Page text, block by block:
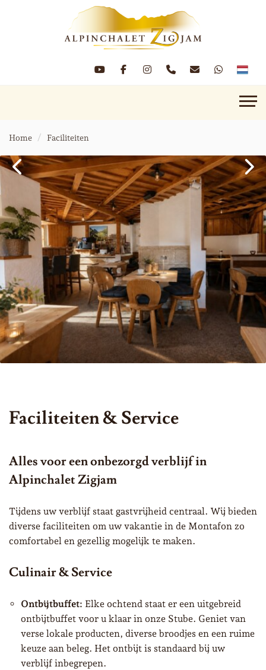
Home Faciliteiten
Faciliteiten & Service
Alles voor een onbezorgd verblijf in
Alpinchalet Zigjam
Tijdens uw verblijf staat gastvrijheid centraal. Wij bieden
diverse faciliteiten om uw vakantie in de Montafon zo
comfortabel en gezellig mogelijk te maken.
Culinair & Service
Ontbijtbuffet: Elke ochtend staat er een uitgebreid
ontbijtbuffet voor u klaar in onze Stube. Geniet van
verse lokale producten, diverse broodjes en een ruime
keuze aan beleg. Het ontbijt is standaard bij uw
verblijf inbegrepen.